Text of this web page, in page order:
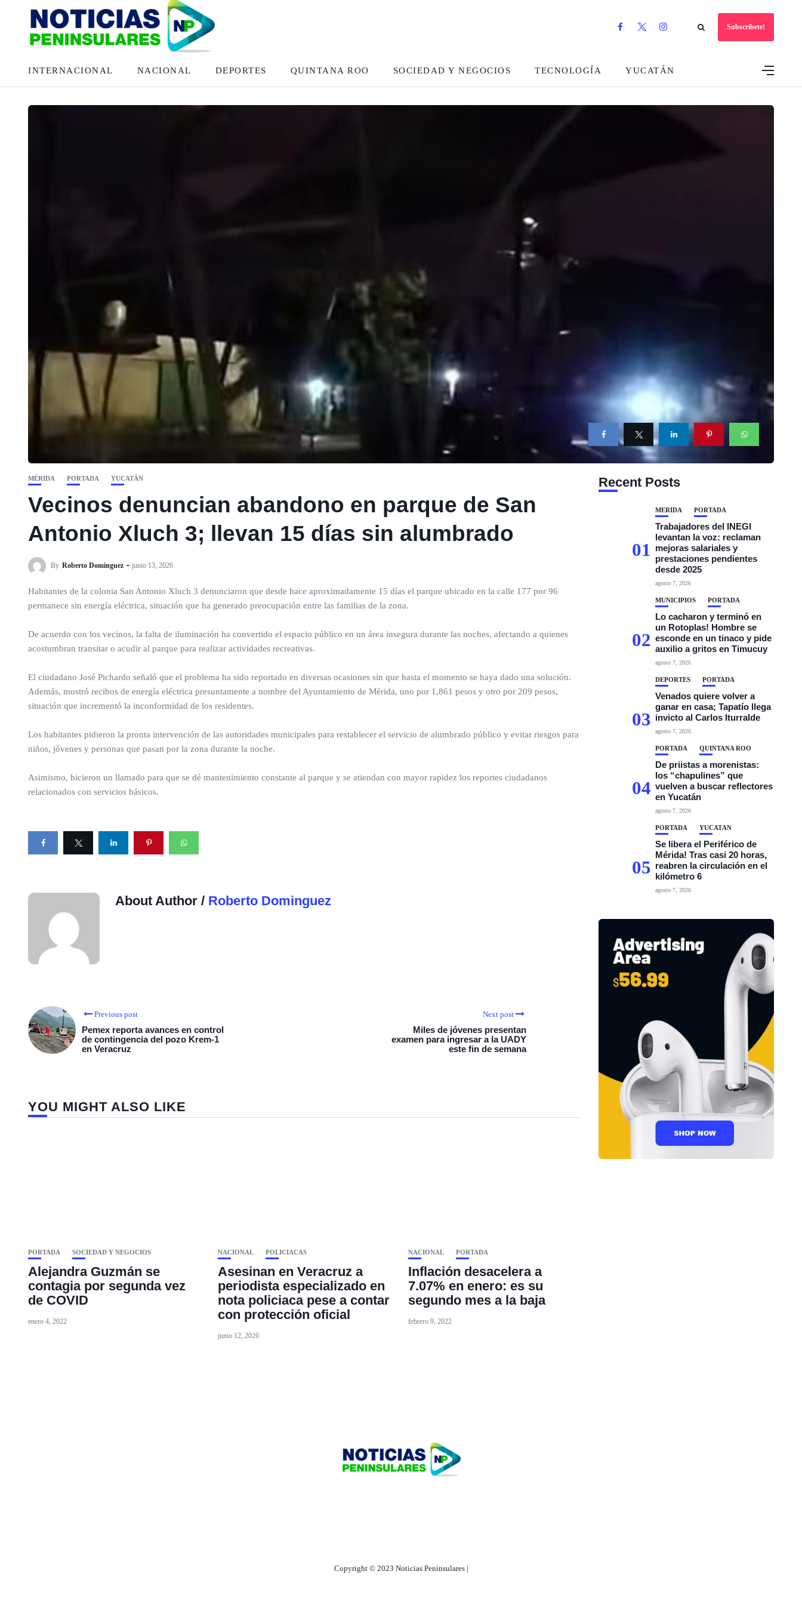
Subscribete!
INTERNACIONAL NACIONAL DEPORTES QUINTANA ROO SOCIEDAD Y NEGOCIOS TECNOLOGÍA YUCATÁN
MÉRIDA PORTADA YUCATÁN
Vecinos denuncian abandono en parque de San
Antonio Xluch 3; llevan 15 días sin alumbrado
By Roberto Dominguez junio 13, 2026
Habitantes de la colonia San Antonio Xluch 3 denunciaron que desde hace aproximadamente 15 días el parque ubicado en la calle 177 por 96
permanece sin energía eléctrica, situación que ha generado preocupación entre las familias de la zona.
De acuerdo con los vecinos, la falta de iluminación ha convertido el espacio público en un área insegura durante las noches, afectando a quienes
acostumbran transitar o acudir al parque para realizar actividades recreativas.
El ciudadano José Pichardo señaló que el problema ha sido reportado en diversas ocasiones sin que hasta el momento se haya dado una solución.
Además, mostró recibos de energía eléctrica presuntamente a nombre del Ayuntamiento de Mérida, uno por 1,861 pesos y otro por 209 pesos,
situación que incrementó la inconformidad de los residentes.
Los habitantes pidieron la pronta intervención de las autoridades municipales para restablecer el servicio de alumbrado público y evitar riesgos para
niños, jóvenes y personas que pasan por la zona durante la noche.
Asimismo, hicieron un llamado para que se dé mantenimiento constante al parque y se atiendan con mayor rapidez los reportes ciudadanos
relacionados con servicios básicos.
About Author / Roberto Dominguez
Previous post
Pemex reporta avances en control
de contingencia del pozo Krem-1
en Veracruz
Next post
Miles de jóvenes presentan
examen para ingresar a la UADY
este fin de semana
YOU MIGHT ALSO LIKE
PORTADA SOCIEDAD Y NEGOCIOS
Alejandra Guzmán se
contagia por segunda vez
de COVID
enero 4, 2022
NACIONAL POLICIACAS
Asesinan en Veracruz a
periodista especializado en
nota policiaca pese a contar
con protección oficial
junio 12, 2026
NACIONAL PORTADA
Inflación desacelera a
7.07% en enero: es su
segundo mes a la baja
febrero 9, 2022
Recent Posts
01
MÉRIDA PORTADA
Trabajadores del INEGI
levantan la voz: reclaman
mejoras salariales y
prestaciones pendientes
desde 2025
agosto 7, 2026
02
MUNICIPIOS PORTADA
Lo cacharon y terminó en
un Rotoplas! Hombre se
esconde en un tinaco y pide
auxilio a gritos en Timucuy
agosto 7, 2026
03
DEPORTES PORTADA
Venados quiere volver a
ganar en casa; Tapatío llega
invicto al Carlos Iturralde
agosto 7, 2026
04
PORTADA QUINTANA ROO
De priistas a morenistas:
los “chapulines” que
vuelven a buscar reflectores
en Yucatán
agosto 7, 2026
05
PORTADA YUCATÁN
Se libera el Periférico de
Mérida! Tras casi 20 horas,
reabren la circulación en el
kilómetro 6
agosto 7, 2026
Copyright © 2023 Noticias Peninsulares |